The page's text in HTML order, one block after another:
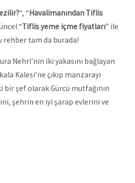
“, “Havalimanından Tiflis
“Tiflis yeme içme fiyatları” ile
rehber tam da burada!
Nehri’nin iki yakasını bağlayan
Kalesi’ne çıkıp manzarayı
bir şef olarak Gürcü mutfağının
şehrin en iyi şarap evlerini ve